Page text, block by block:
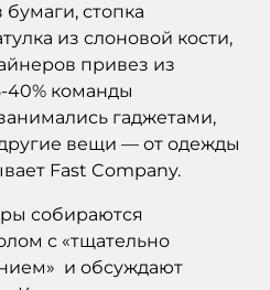
стопка
из слоновой кости,
привез из
40% команды
гаджетами,
вещи — от одежды
Fast Company.
собираются
с «тщательно
и обсуждают